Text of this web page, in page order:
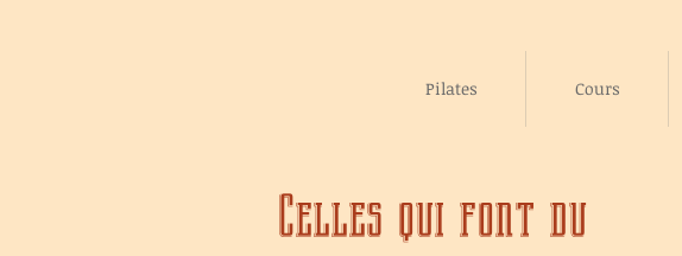
Pilates Cours
Celles qui font du